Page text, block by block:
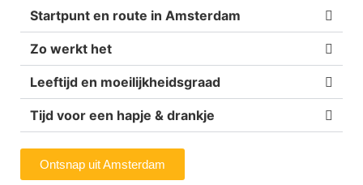
Startpunt en route in Amsterdam
Zo werkt het
Leeftijd en moeilijkheidsgraad
Tijd voor een hapje & drankje
Ontsnap uit Amsterdam